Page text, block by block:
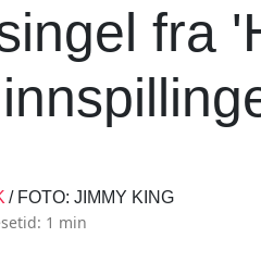
fra
/ FOTO: JIMMY KING
1 min